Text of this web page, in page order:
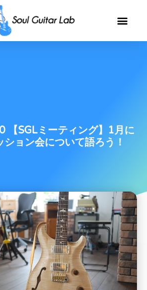
【SGLミーティング】1月に
ョン会について語ろう！